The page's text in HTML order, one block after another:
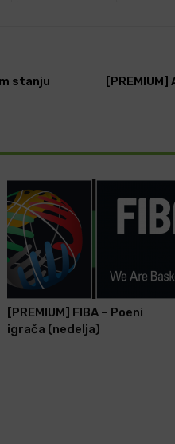
stanju
[PREMIUM] FIBA – Poeni
igrača (nedelja)